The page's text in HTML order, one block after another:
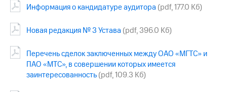
аудит
Программа
приобретения
Порядок
Информация о кандидатуре аудитора (pdf, 177.0 Кб)
Новая редакция № 3 Устава (pdf, 396.0 Кб)
Перечень сделок заключенных между ОАО «МГТС» и
ПАО «МТС», в совершении которых имеется
заинтересованность(pdf, 109.3 Кб)